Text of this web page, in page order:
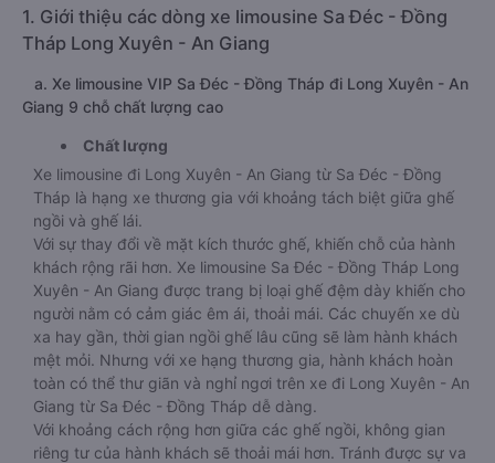
1. Giới thiệu các dòng xe limousine Sa Đéc - Đồng
Tháp Long Xuyên - An Giang
a. Xe limousine VIP Sa Đéc - Đồng Tháp đi Long Xuyên - An
Giang 9 chỗ chất lượng cao
Chất lượng
Xe limousine đi Long Xuyên - An Giang từ Sa Đéc - Đồng
Tháp là hạng xe thương gia với khoảng tách biệt giữa ghế
ngồi và ghế lái.
Với sự thay đổi về mặt kích thước ghế, khiến chỗ của hành
khách rộng rãi hơn. Xe limousine Sa Đéc - Đồng Tháp Long
Xuyên - An Giang được trang bị loại ghế đệm dày khiến cho
người nằm có cảm giác êm ái, thoải mái. Các chuyến xe dù
xa hay gần, thời gian ngồi ghế lâu cũng sẽ làm hành khách
mệt mỏi. Nhưng với xe hạng thương gia, hành khách hoàn
toàn có thể thư giãn và nghỉ ngơi trên xe đi Long Xuyên - An
Giang từ Sa Đéc - Đồng Tháp dễ dàng.
Với khoảng cách rộng hơn giữa các ghế ngồi, không gian
riêng tư của hành khách sẽ thoải mái hơn. Tránh được sự va